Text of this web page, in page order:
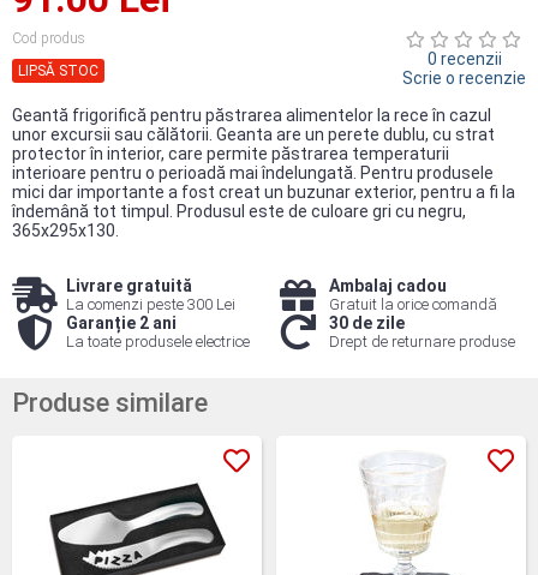
Cod produs
LIPSĂ STOC
0 recenzii
Scrie o recenzie
Geantă frigorifică pentru păstrarea alimentelor la rece în cazul
unor excursii sau călătorii. Geanta are un perete dublu, cu strat
protector în interior, care permite păstrarea temperaturii
interioare pentru o perioadă mai îndelungată. Pentru produsele
mici dar importante a fost creat un buzunar exterior, pentru a fi la
îndemână tot timpul. Produsul este de culoare gri cu negru,
365x295x130.
Livrare gratuită
La comenzi peste 300 Lei
Ambalaj cadou
Gratuit la orice comandă
Garanție 2 ani
La toate produsele electrice
30 de zile
Drept de returnare produse
Produse similare